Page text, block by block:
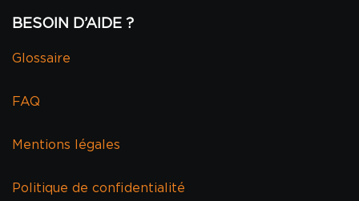
BESOIN D’AIDE ?
Glossaire
FAQ
Mentions légales
Politique de confidentialité